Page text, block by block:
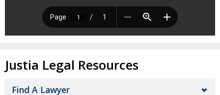
Justia Legal Resources
Find A Lawyer